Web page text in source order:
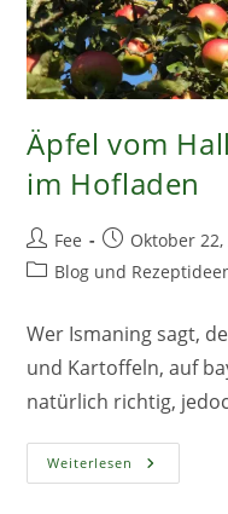
Äpfel vom
im Hofladen
Beitrags-
Autor:
Fee
Beitrag
veröffentlicht:
Oktober 22,
Beitrags-
Blog und
Wer Ismaning sagt,
und Kartoffeln, auf
natürlich richtig,
Weiterlesen Äpfel
Vom